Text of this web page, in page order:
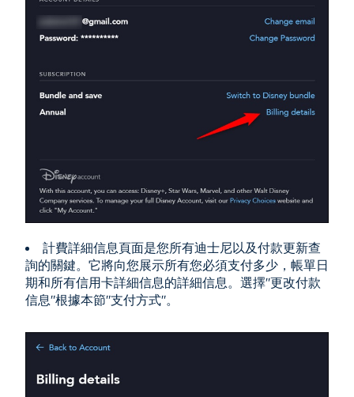
計費詳細信息頁面是您所有迪士尼以及付款更新查
詢的關鍵。它將向您展示所有您必須支付多少，帳單日
期和所有信用卡詳細信息的詳細信息。選擇"更改付款
信息"根據本節"支付方式"。